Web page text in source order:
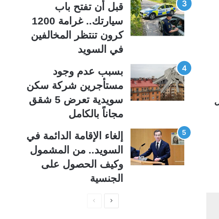
قبل أن تفتح باب
سيارتك.. غرامة 1200
كرون تنتظر المخالفين
في السويد
بسبب عدم وجود
مستأجرين شركة سكن
سويدية تعرض 5 شقق
مجاناً بالكامل
إلغاء الإقامة الدائمة في
السويد.. من المشمول
وكيف الحصول على
الجنسية